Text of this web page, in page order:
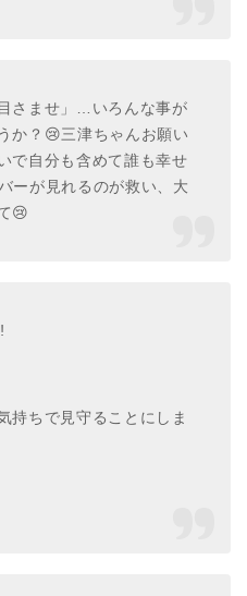
さませ」…いろんな事が
か？😢三津ちゃんお願い
で自分も含めて誰も幸せ
ーが見れるのが救い、大
😢
持ちで見守ることにしま